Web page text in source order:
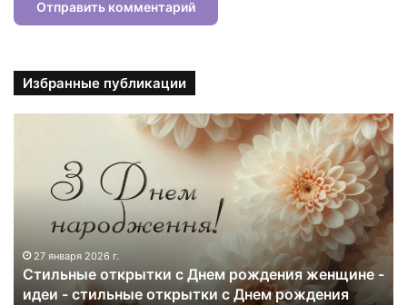
Избранные публикации
27 января 2026 г.
Стильные открытки с Днем рождения женщине -
идеи - стильные открытки с Днем рождения